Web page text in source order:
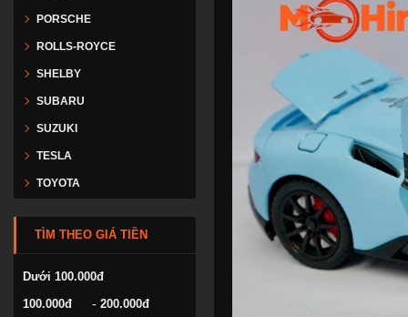
PORSCHE
ROLLS-ROYCE
SHELBY
SUBARU
SUZUKI
TESLA
TOYOTA
VOLKSWAGEN
TÌM THEO GIÁ TIỀN
Dưới 100.000đ
100.000đ
- 200.000đ